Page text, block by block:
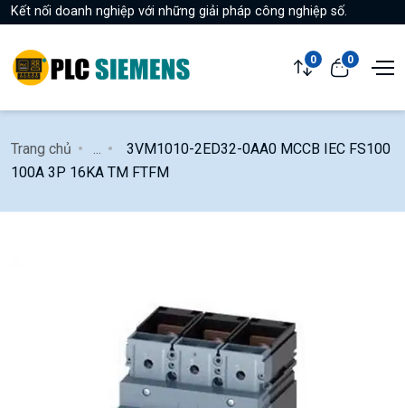
Kết nối doanh nghiệp với những giải pháp công nghiệp số.
0 0
Trang chủ
3VM1010-2ED32-0AA0 MCCB IEC FS100
100A 3P 16KA TM FTFM